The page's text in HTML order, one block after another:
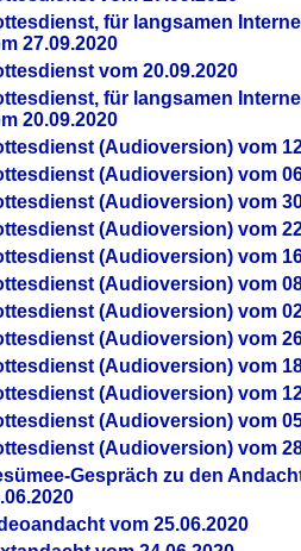
für langsamen
27.09.2020
vom 20.09.2020
für langsamen
20.09.2020
(Audioversion) vom
(Audioversion) vom
(Audioversion) vom
(Audioversion) vom
(Audioversion) vom
(Audioversion) vom
(Audioversion) vom
(Audioversion) vom
(Audioversion) vom
(Audioversion) vom
(Audioversion) vom
(Audioversion) vom
Gespräch zu den
vom 25.06.2020